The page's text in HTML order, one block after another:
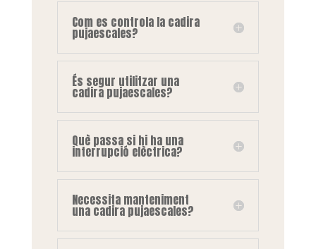
Com es controla la cadira
pujaescales?
És segur utilitzar una
cadira pujaescales?
Què passa si hi ha una
interrupció elèctrica?
Necessita manteniment
una cadira pujaescales?